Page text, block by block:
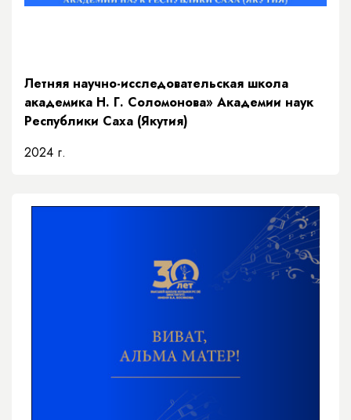
Летняя научно-исследовательская школа
академика Н. Г. Соломонова» Академии наук
Республики Саха (Якутия)
2024 г.